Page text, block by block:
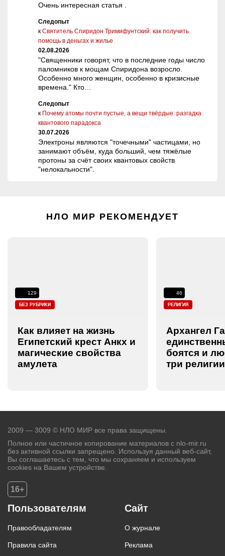
Очень интересная статья .
Следопыт
к Святитель Спиридон Тримифунтский: как получить
помощь в деньгах и жилье
02.08.2026
"Священники говорят, что в последние годы число
паломников к мощам Спиридона возросло.
Особенно много женщин, особенно в кризисные
времена." Кто…
Следопыт
к Почему атомы почти пустые, а вещи твёрдые: разгадка
квантового парадокса
30.07.2026
Электроны являются "точечными" частицами, но
занимают объём, куда больший, чем тяжёлые
протоны за счёт своих квантовых свойств
"нелокальности".
НЛО МИР РЕКОМЕНДУЕТ
БЕЗ РУБРИКИ
129
Как влияет на жизнь
Египетский крест Анкх и
магические свойства
амулета
РЕЛИГИЯ
46
Архангел
боятся и
три религии
2009 — 3009 © НЛО МИР все права защищены.
Полное или частичное копирование материалов с nlo-mir.ru
без активной ссылки запрещено. Используя данный веб-сайт,
Вы соглашаетесь с тем, что мы сохраняем и используем
cookies на Вашем устройстве.
16+
Пользователям
Правообладателям
Правила сайта
Сайт
О журнале
Реклама